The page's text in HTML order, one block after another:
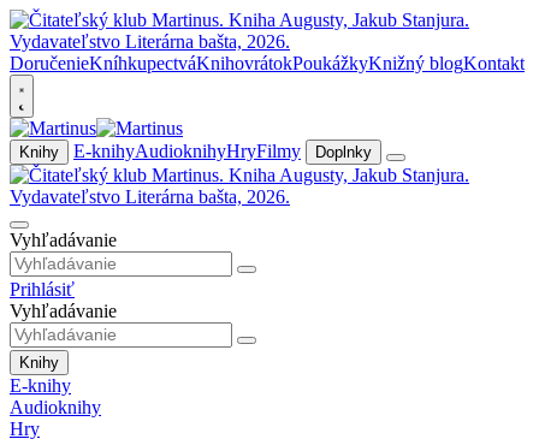
DoručenieKníhkupectváKnihovrátokPoukážkyKnižný blogKontakt
Knihy E-knihyAudioknihyHryFilmy Doplnky
Vyhľadávanie
Prihlásiť
Vyhľadávanie
Knihy
E-knihy
Audioknihy
Hry